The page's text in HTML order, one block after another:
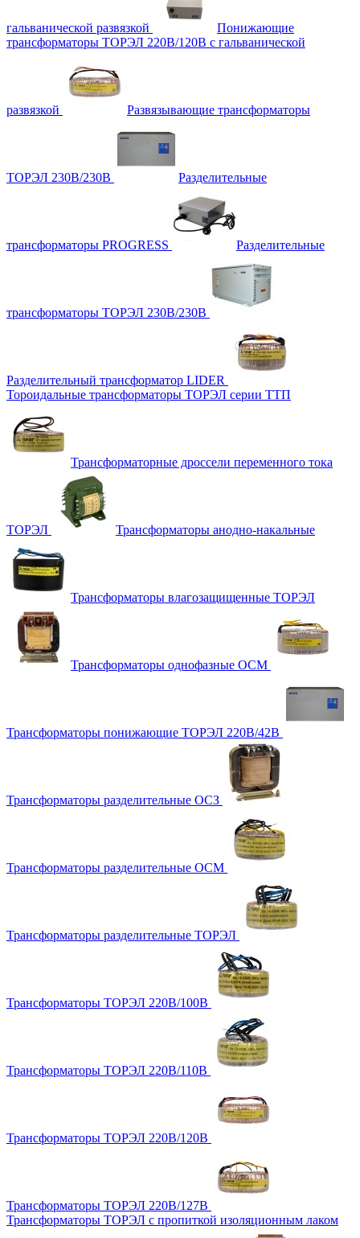
гальванической развязкой
Понижающие
трансформаторы ТОРЭЛ 220В/120В с гальванической
развязкой Развязывающие трансформаторы
ТОРЭЛ 230В/230В Разделительные
трансформаторы PROGRESS Разделительные
трансформаторы ТОРЭЛ 230В/230В
Разделительный трансформатор LIDER
Тороидальные трансформаторы ТОРЭЛ серии ТТП
Трансформаторные дроссели переменного тока
ТОРЭЛ Трансформаторы анодно-накальные
Трансформаторы влагозащищенные ТОРЭЛ
Трансформаторы однофазные ОСМ
Трансформаторы понижающие ТОРЭЛ 220В/42В
Трансформаторы разделительные ОСЗ
Трансформаторы разделительные ОСМ
Трансформаторы разделительные ТОРЭЛ
Трансформаторы ТОРЭЛ 220В/100В
Трансформаторы ТОРЭЛ 220В/110В
Трансформаторы ТОРЭЛ 220В/120В
Трансформаторы ТОРЭЛ 220В/127В
Трансформаторы ТОРЭЛ с пропиткой изоляционным лаком